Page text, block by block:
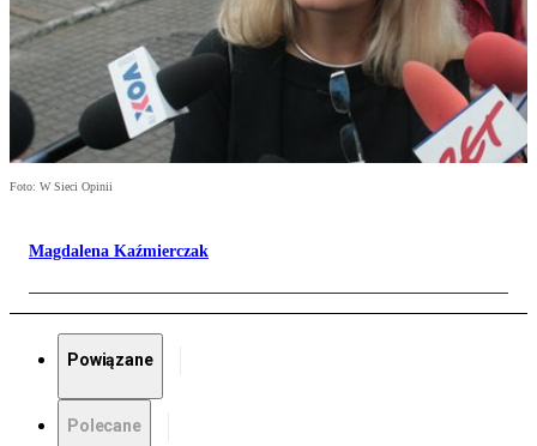
Foto: W Sieci Opinii
Magdalena Kaźmierczak
Powiązane
Polecane